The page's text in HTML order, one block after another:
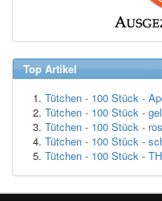
Top Artikel
Tütchen - 100 Stück -
Tütchen - 100 Stück -
Tütchen - 100 Stück -
Tütchen - 100 Stück -
Tütchen - 100 Stück -